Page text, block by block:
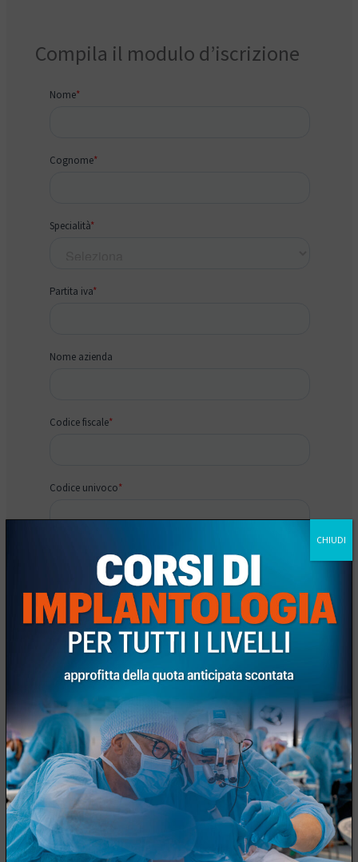
Compila il modulo d’iscrizione
CHIUDI